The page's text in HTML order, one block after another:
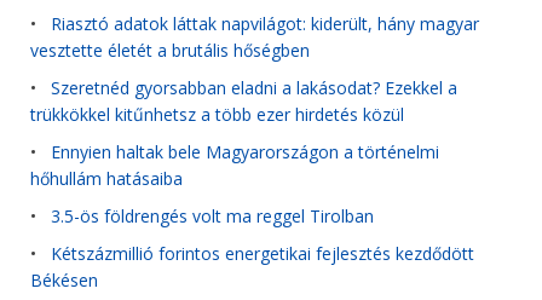
• Riasztó adatok láttak napvilágot: kiderült, hány magyar
vesztette életét a brutális hőségben
• Szeretnéd gyorsabban eladni a lakásodat? Ezekkel a
trükkökkel kitűnhetsz a több ezer hirdetés közül
• Ennyien haltak bele Magyarországon a történelmi
hőhullám hatásaiba
• 3.5-ös földrengés volt ma reggel Tirolban
• Kétszázmillió forintos energetikai fejlesztés kezdődött
Békésen